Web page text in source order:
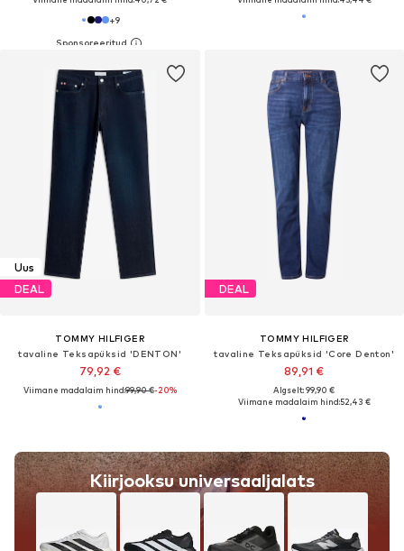
+9
Uus
DEAL
TOMMY HILFIGER
tavaline Teksapüksid 'DENTON'
79,92 €
Viimane madalaim hind:99,90 €-20%
DEAL
TOMMY HILFIGER
tavaline Teksapüksid 'Core Denton'
89,91 €
Algselt: 99,90 €
Viimane madalaim hind:52,43 €
Kiirjooksu universaaljalats